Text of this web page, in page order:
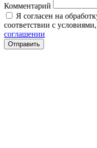
Комментарий
Я согласен на
соответствии с
соглашении